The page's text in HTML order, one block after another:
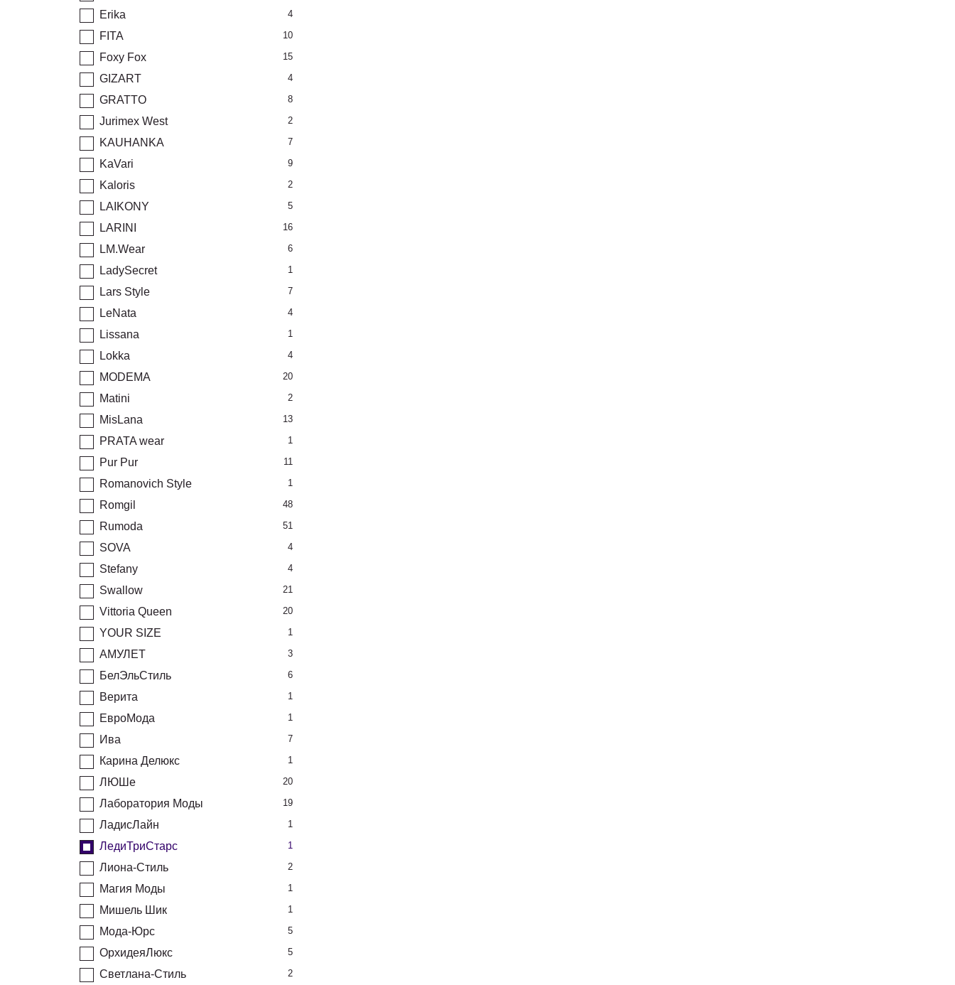
Erika 4
FITA 10
Foxy Fox 15
GIZART 4
GRATTO 8
Jurimex West 2
KAUHANKA 7
KaVari 9
Kaloris 2
LAIKONY 5
LARINI 16
LM.Wear 6
LadySecret 1
Lars Style 7
LeNata 4
Lissana 1
Lokka 4
MODEMA 20
Matini 2
MisLana 13
PRATA wear 1
Pur Pur 11
Romanovich Style 1
Romgil 48
Rumoda 51
SOVA 4
Stefany 4
Swallow 21
Vittoria Queen 20
YOUR SIZE 1
АМУЛЕТ 3
БелЭльСтиль 6
Верита 1
ЕвроМода 1
Ива 7
Карина Делюкс 1
ЛЮШе 20
Лаборатория Моды 19
ЛадисЛайн 1
ЛедиТриСтарс 1
Лиона-Стиль 2
Магия Моды 1
Мишель Шик 1
Мода-Юрс 5
ОрхидеяЛюкс 5
Светлана-Стиль 2